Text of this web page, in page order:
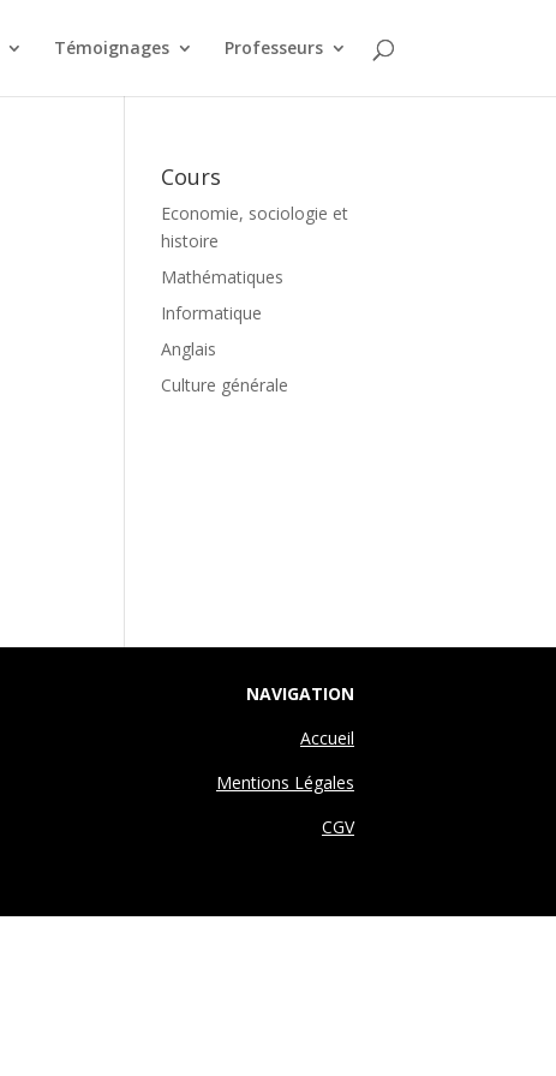
Témoignages Professeurs
Cours
Economie, sociologie et
histoire
Mathématiques
Informatique
Anglais
Culture générale
NAVIGATION
Accueil
Mentions Légales
CGV